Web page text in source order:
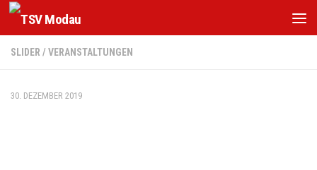
Zum Inhalt springen
SLIDER / VERANSTALTUNGEN
30. DEZEMBER 2019